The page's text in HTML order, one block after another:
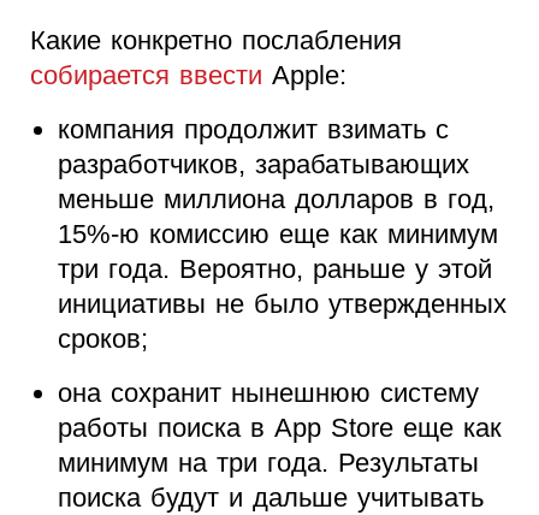
Какие конкретно послабления
собирается ввести Apple:
компания продолжит взимать с
разработчиков, зарабатывающих
меньше миллиона долларов в год,
15%-ю комиссию еще как минимум
три года. Вероятно, раньше у этой
инициативы не было утвержденных
сроков;
она сохранит нынешнюю систему
работы поиска в App Store еще как
минимум на три года. Результаты
поиска будут и дальше учитывать